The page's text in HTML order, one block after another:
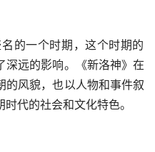
深远的影响。《新洛神》在
的风貌，也以人物和事件叙
代的社会和文化特色。